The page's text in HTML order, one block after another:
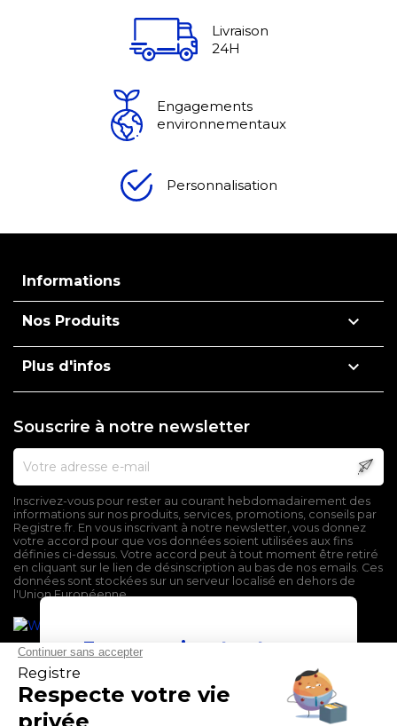
Livraison
24H
Engagements
environnementaux
Personnalisation
Informations
Nos Produits 
Plus d'infos 
Souscrire à notre newsletter
Inscrivez-vous pour rester au courant hebdomadairement des
informations sur nos produits, services, promotions, conseils par
Registre.fr. En vous inscrivant à notre newsletter, vous donnez
votre accord pour que vos données soient utilisées aux fins
définies ci-dessus. Votre accord peut à tout moment être retiré
en cliquant sur le lien de désinscription au bas de nos emails. Ces
données sont stockées sur un serveur localisé en dehors de
l'Union Européenne.
En poursuivant votre
navigation sur ce site,
vous devez accepter
l’utilisation et l'écriture
de Cookies.